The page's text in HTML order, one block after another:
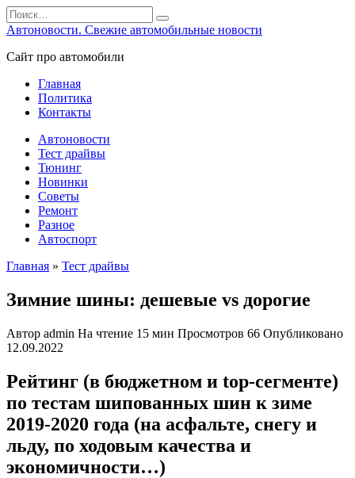
Перейти
к
Search
for:
Автоновости. Свежие автомобильные новости
Сайт про автомобили
Главная
Политика
Контакты
Автоновости
Тест драйвы
Тюнинг
Новинки
Советы
Ремонт
Разное
Автоспорт
Главная » Тест драйвы
Зимние шины: дешевые vs дорогие
Автор admin На чтение 15 мин Просмотров 66 Опубликовано
12.09.2022
Рейтинг (в бюджетном и top-сегменте)
по тестам шипованных шин к зиме
2019-2020 года (на асфальте, снегу и
льду, по ходовым качества и
экономичности…)